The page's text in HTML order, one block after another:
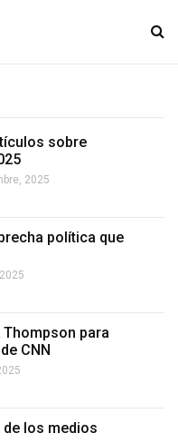
sobre
2025
política que
Thompson para
CNN
los medios